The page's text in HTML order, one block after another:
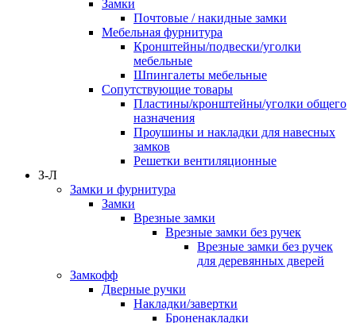
Замки
Почтовые / накидные замки
Мебельная фурнитура
Кронштейны/подвески/уголки
мебельные
Шпингалеты мебельные
Сопутствующие товары
Пластины/кронштейны/уголки общего
назначения
Проушины и накладки для навесных
замков
Решетки вентиляционные
З-Л
Замки и фурнитура
Замки
Врезные замки
Врезные замки без ручек
Врезные замки без ручек
для деревянных дверей
Замкофф
Дверные ручки
Накладки/завертки
Броненакладки